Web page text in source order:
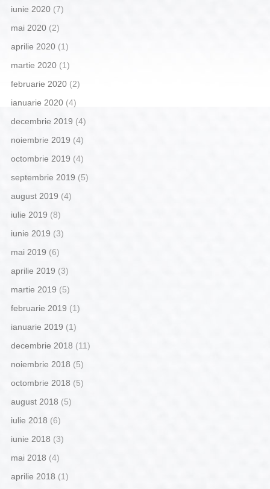
iunie 2020(7)
mai 2020(2)
aprilie 2020(1)
martie 2020(1)
februarie 2020(2)
ianuarie 2020(4)
decembrie 2019 (4)
noiembrie 2019 (4)
octombrie 2019 (4)
septembrie 2019 (5)
august 2019 (4)
iulie 2019 (8)
iunie 2019 (3)
mai 2019 (6)
aprilie 2019 (3)
martie 2019 (5)
februarie 2019 (1)
ianuarie 2019 (1)
decembrie 2018 (11)
noiembrie 2018 (5)
octombrie 2018 (5)
august 2018 (5)
iulie 2018 (6)
iunie 2018 (3)
mai 2018 (4)
aprilie 2018 (1)